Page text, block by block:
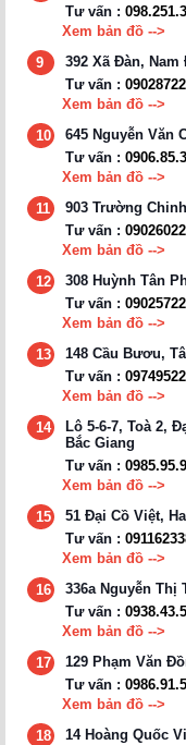
Tư vấn :
Xem bản đồ -->
9
392 Xã Đàn,
Tư vấn :
Xem bản đồ -->
10
645 Nguyễn Văn
Tư vấn :
Xem bản đồ -->
11
903 Trường
Tư vấn :
Xem bản đồ -->
12
308 Huỳnh Tân
Tư vấn :
Xem bản đồ -->
13
148 Cầu Bươu,
Tư vấn :
Xem bản đồ -->
14
Lô 5-6-7, Toà 2,
Bắc Giang
Tư vấn :
Xem bản đồ -->
15
51 Đại Cồ Việt,
Tư vấn :
Xem bản đồ -->
16
336a Nguyễn Thị
Tư vấn :
Xem bản đồ -->
17
129 Phạm Văn
Tư vấn :
Xem bản đồ -->
18
14 Hoàng Quốc